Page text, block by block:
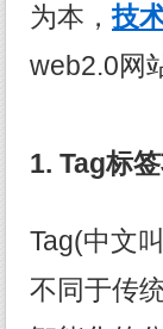
为本，技
web2.0网
1. Tag标
Tag(中文
不同于传